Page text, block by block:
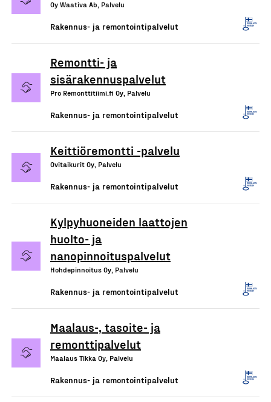
Oy Waativa Ab, Palvelu
Rakennus- ja remontointipalvelut
Remontti- ja
sisärakennuspalvelut
Pro Remonttitiimi.fi Oy, Palvelu
Rakennus- ja remontointipalvelut
Keittiöremontti -palvelu
Ovitaikurit Oy, Palvelu
Rakennus- ja remontointipalvelut
Kylpyhuoneiden laattojen
huolto- ja
nanopinnoituspalvelut
Hohdepinnoitus Oy, Palvelu
Rakennus- ja remontointipalvelut
Maalaus-, tasoite- ja
remonttipalvelut
Maalaus Tikka Oy, Palvelu
Rakennus- ja remontointipalvelut